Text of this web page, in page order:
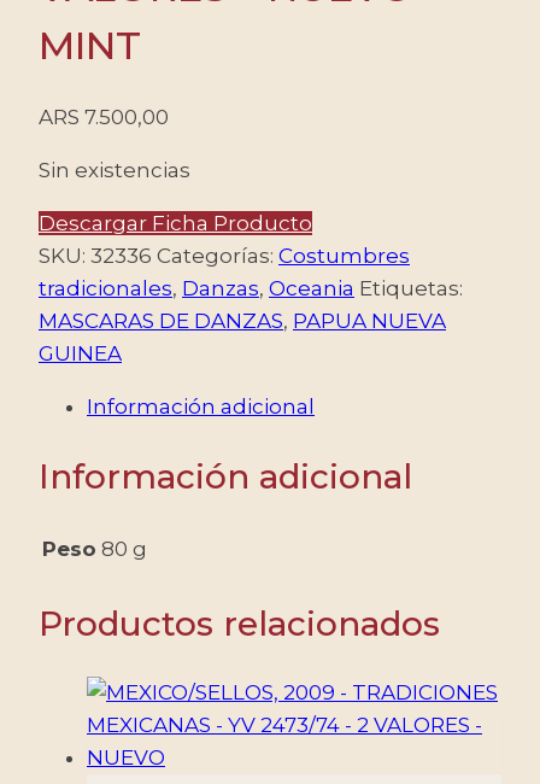
MINT
ARS 7.500,00
Sin existencias
Descargar Ficha Producto
SKU: 32336 Categorías: Costumbres
tradicionales, Danzas, Oceania Etiquetas:
MASCARAS DE DANZAS, PAPUA NUEVA
GUINEA
Información adicional
Información adicional
Peso 80 g
Productos relacionados